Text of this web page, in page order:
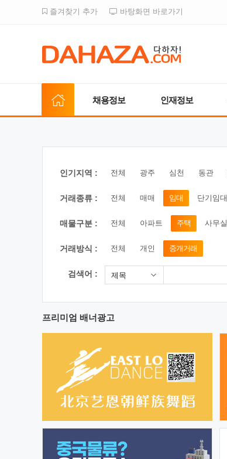
즐겨찾기 추가 바탕화면 바로가기
채용정보 인재정보
인기지역 : 전체 광주 심천 동관
거래종류 : 전체 매매 임대 단기임대
매물구분 : 전체 아파트 주택 사무실
거래방식 : 전체 개인 중개거래
검색어 : 제목
프리미엄 배너광고